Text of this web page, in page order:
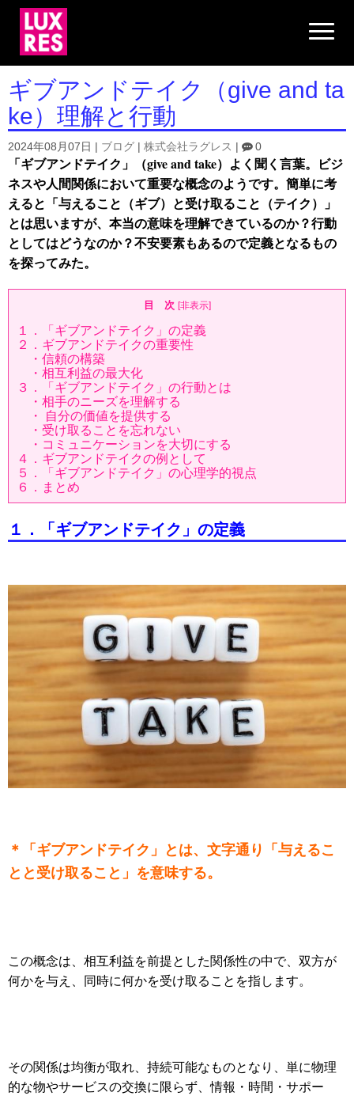
N
a
i
o
ギブアンドテイク（give and ta
ke）理解と行動
2024年08月07日 ブログ 株式会社ラグレス 0
「ギブアンドテイク」（give and take）よく聞く言葉。ビジ
ネスや人間関係において重要な概念のようです。簡単に考
えると「与えること（ギブ）と受け取ること（テイク）」
とは思いますが、本当の意味を理解できているのか？行動
としてはどうなのか？不安要素もあるので定義となるもの
を探ってみた。
目 次 [非表示]
１．「ギブアンドテイク」の定義
２．ギブアンドテイクの重要性
・信頼の構築
・相互利益の最大化
３．「ギブアンドテイク」の行動とは
・相手のニーズを理解する
・ 自分の価値を提供する
・受け取ることを忘れない
・コミュニケーションを大切にする
４．ギブアンドテイクの例として
５．「ギブアンドテイク」の心理学的視点
６．まとめ
１．「ギブアンドテイク」の定義
＊「ギブアンドテイク」とは、文字通り「与えるこ
とと受け取ること」を意味する。
この概念は、相互利益を前提とした関係性の中で、双方が
何かを与え、同時に何かを受け取ることを指します。
その関係は均衡が取れ、持続可能なものとなり、 単に物理
的な物やサービスの交換に限らず、情報・時間・サポー